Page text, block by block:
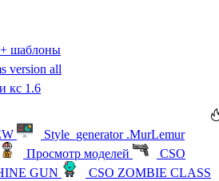
шаблоны
version all
кс 1.6
Style_generator .MurLemur
Просмотр моделей
CSO
GUN
CSO ZOMBIE CLASS